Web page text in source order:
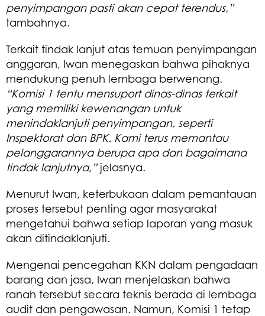
penyimpangan pasti akan cepat terendus,”
tambahnya.
Terkait tindak lanjut atas temuan penyimpangan
anggaran, Iwan menegaskan bahwa pihaknya
mendukung penuh lembaga berwenang.
“Komisi 1 tentu mensuport dinas-dinas terkait
yang memiliki kewenangan untuk
menindaklanjuti penyimpangan, seperti
Inspektorat dan BPK. Kami terus memantau
pelanggarannya berupa apa dan bagaimana
tindak lanjutnya,”jelasnya.
Menurut Iwan, keterbukaan dalam pemantauan
proses tersebut penting agar masyarakat
mengetahui bahwa setiap laporan yang masuk
akan ditindaklanjuti.
Mengenai pencegahan KKN dalam pengadaan
barang dan jasa, Iwan menjelaskan bahwa
ranah tersebut secara teknis berada di lembaga
audit dan pengawasan. Namun, Komisi 1 tetap